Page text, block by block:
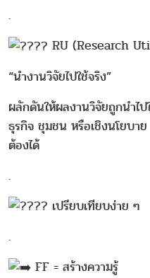
.
RU (Research
“นำงานวิจัยไปใช้จริง”
ผลักดันให้ผลงานวิจัยถูกนำไ
ธุรกิจ ชุมชน หรือเชิงนโยบา
ต้องได้
.
เปรียบเทียบง่าย ๆ
.
FF = สร้างความรู้